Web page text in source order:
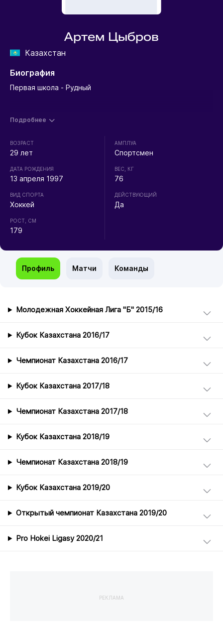
Артем Цыбров
Казахстан
Биография
Первая школа - Рудный
Подробнее
ВОЗРАСТ
29 лет
ДАТА РОЖДЕНИЯ
13 апреля 1997
ВИД СПОРТА
Хоккей
РОСТ, СМ
179
АМПЛУА
Спортсмен
ВЕС, КГ
76
ДЕЙСТВУЮЩИЙ
Да
Профиль Матчи Команды
Молодежная Хоккейная Лига "Б" 2015/16
Кубок Казахстана 2016/17
Чемпионат Казахстана 2016/17
Кубок Казахстана 2017/18
Чемпионат Казахстана 2017/18
Кубок Казахстана 2018/19
Чемпионат Казахстана 2018/19
Кубок Казахстана 2019/20
Открытый чемпионат Казахстана 2019/20
Pro Hokei Ligasy 2020/21
РЕКЛАМА